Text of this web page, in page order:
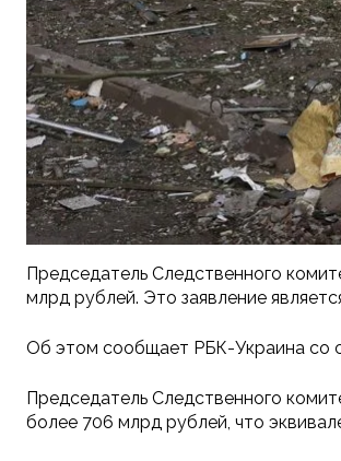
Председатель Следственного
млрд рублей. Это заявление
Об этом сообщает РБК-Украина со
Председатель Следственного
более 706 млрд рублей, что